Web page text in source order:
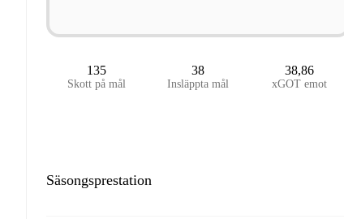
135
Skott på mål
38
Insläppta mål
38,86
xGOT emot
Säsongsprestation